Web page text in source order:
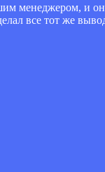
менеджером, и он
все тот же